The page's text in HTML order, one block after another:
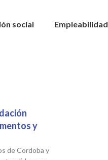
social Empleabilidad
y
de Cordoba y